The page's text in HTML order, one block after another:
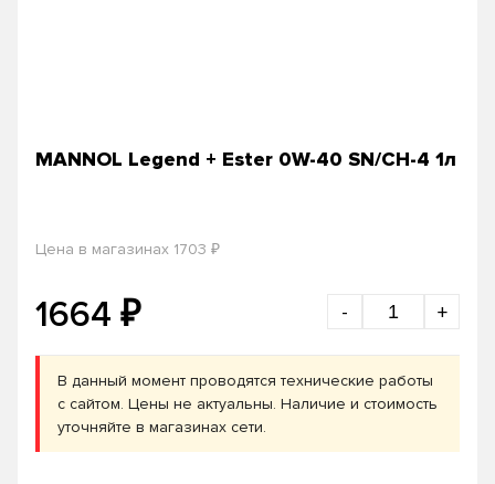
MANNOL Legend + Ester 0W-40 SN/CH-4 1л
Цена в магазинах 1703 ₽
1664 ₽ - +
В данный момент проводятся технические работы
с сайтом. Цены не актуальны. Наличие и стоимость
уточняйте в магазинах сети.